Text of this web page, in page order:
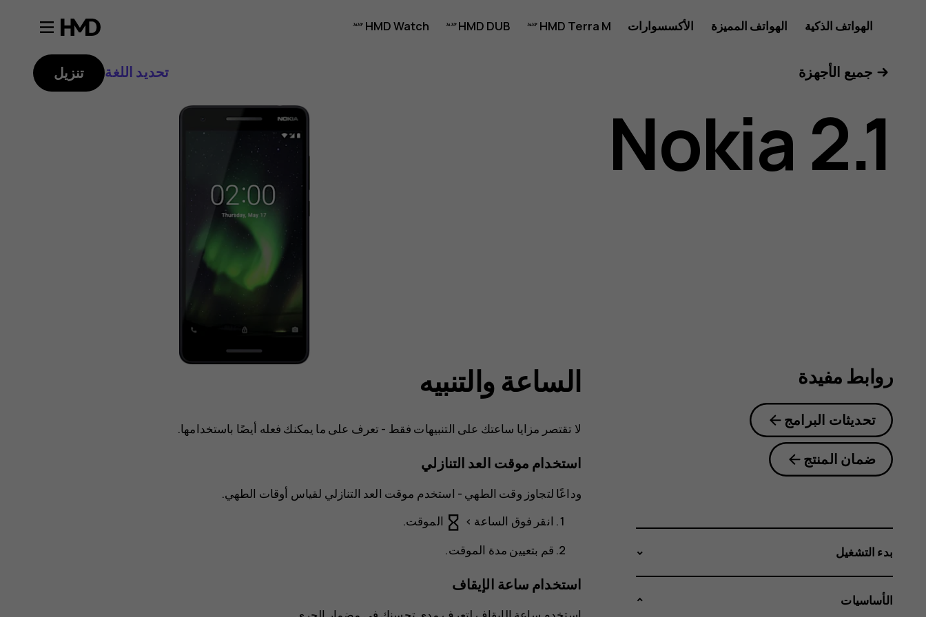
دليل
مستخدم
هاتف
الهواتف الذكية الهواتف المميزة الأكسسوارات HMD Terra M
HMD DUB
HMD Watch
جميع الأجهزة تحديد اللغة تنزيل
Nokia 2.1
الساعة والتنبيه
لا تقتصر مزايا ساعتك على التنبيهات فقط - تعرف على ما يمكنك فعله أيضًا باستخدامها.
استخدام موقت العد التنازلي
وداعًا لتجاوز وقت الطهي - استخدم موقت العد التنازلي لقياس أوقات الطهي.
>
hourglass_empty الموقت.
قم بتعيين مدة الموقت.
استخدام ساعة الإيقاف
روابط مفيدة
تحديثات البرامج
ضمان المنتج
بدء التشغيل
الأساسيات